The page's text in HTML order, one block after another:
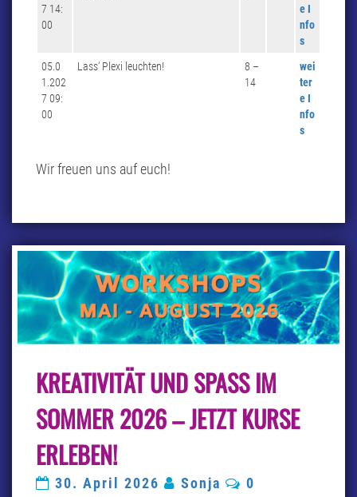
7 14:
00
e I
nfo
s
05.0
1.202
7 09:
00
Lass‘ Plexi leuchten!
8 –
14
wei
ter
e I
nfo
s
Wir freuen uns auf euch!
UND
SPASS I
OMMER 2
URSE E
KREATIVITÄT UND SPASS IM S
OMMER 2026 – JETZT KURSE E
RLEBEN!
30. April 2026 Sonja Kommentare
0